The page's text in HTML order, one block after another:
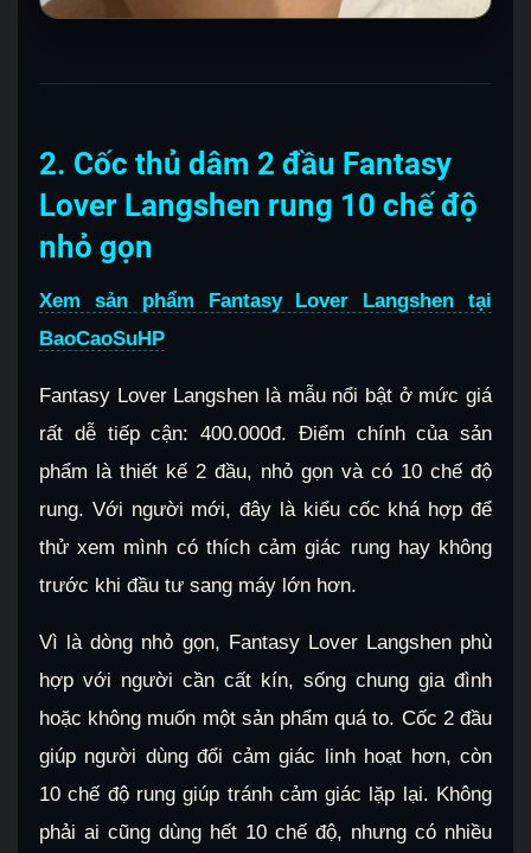
2. Cốc thủ dâm 2 đầu Fantasy
Lover Langshen rung 10 chế độ
nhỏ gọn
Xem sản phẩm Fantasy Lover Langshen tại
BaoCaoSuHP
Fantasy Lover Langshen là mẫu nổi bật ở mức giá
rất dễ tiếp cận: 400.000đ. Điểm chính của sản
phẩm là thiết kế 2 đầu, nhỏ gọn và có 10 chế độ
rung. Với người mới, đây là kiểu cốc khá hợp để
thử xem mình có thích cảm giác rung hay không
trước khi đầu tư sang máy lớn hơn.
Vì là dòng nhỏ gọn, Fantasy Lover Langshen phù
hợp với người cần cất kín, sống chung gia đình
hoặc không muốn một sản phẩm quá to. Cốc 2 đầu
giúp người dùng đổi cảm giác linh hoạt hơn, còn
10 chế độ rung giúp tránh cảm giác lặp lại. Không
phải ai cũng dùng hết 10 chế độ, nhưng có nhiều